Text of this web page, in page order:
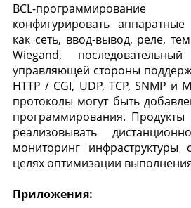
BCL-
конфигурировать
как сеть, ввод-вывод, реле,
Wiegand,
управляющей стороны
HTTP / CGI, UDP, TCP, SNMP и
протоколы могут быть
программирования.
реализовывать
мониторинг
целях оптимизации
Приложения: